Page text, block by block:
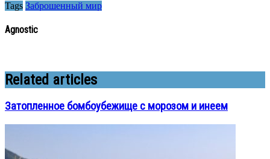
Tags Заброшенный мир
Agnostic
Related articles
Затопленное бомбоубежище с морозом и инеем